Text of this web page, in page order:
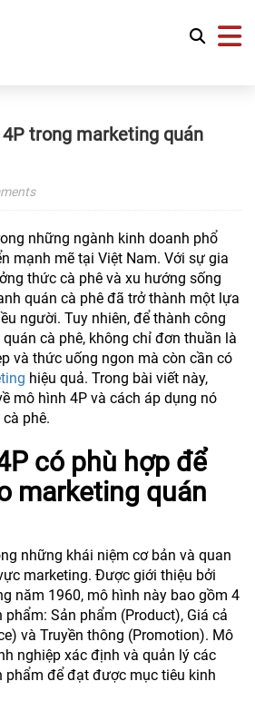
trong marketing quán
những ngành kinh doanh phổ
mạnh mẽ tại Việt Nam. Với sự gia
thức cà phê và xu hướng sống
quán cà phê đã trở thành một lựa
người. Tuy nhiên, để thành công
cà phê, không chỉ đơn thuần là
và thức uống ngon mà còn cần có
hiệu quả. Trong bài viết này,
mô hình 4P và cách áp dụng nó
phê.
có phù hợp để
marketing quán
những khái niệm cơ bản và quan
marketing. Được giới thiệu bởi
năm 1960, mô hình này bao gồm 4
Sản phẩm (Product), Giá cả
và Truyền thông (Promotion). Mô
nghiệp xác định và quản lý các
phẩm để đạt được mục tiêu kinh